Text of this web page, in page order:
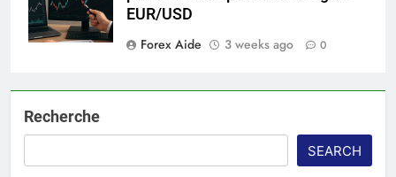
EUR/USD
Forex Aide
3 weeks ago 0
Recherche
SEARCH